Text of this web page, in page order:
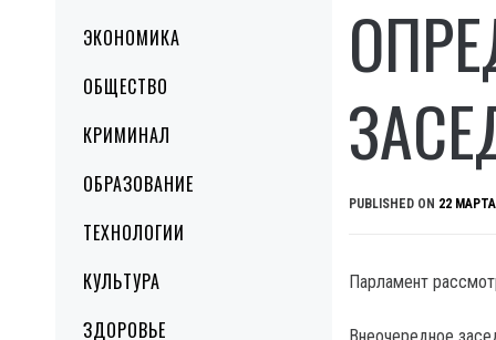
ЭКОНОМИКА
ОБЩЕСТВО
КРИМИНАЛ
ОБРАЗОВАНИЕ
ТЕХНОЛОГИИ
КУЛЬТУРА
ЗДОРОВЬЕ
PUBLISHED ON 22
Парламент